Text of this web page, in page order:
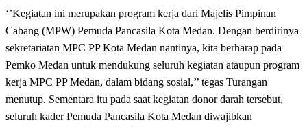
‘’Kegiatan ini merupakan program kerja dari Majelis Pimpinan
Cabang (MPW) Pemuda Pancasila Kota Medan. Dengan berdirinya
sekretariatan MPC PP Kota Medan nantinya, kita berharap pada
Pemko Medan untuk mendukung seluruh kegiatan ataupun program
kerja MPC PP Medan, dalam bidang sosial,’’ tegas Turangan
menutup. Sementara itu pada saat kegiatan donor darah tersebut,
seluruh kader Pemuda Pancasila Kota Medan diwajibkan